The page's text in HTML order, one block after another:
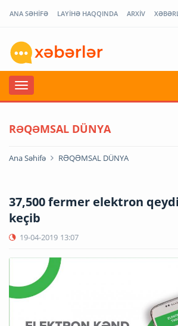
ANA SƏHİFƏ LAYİHƏ HAQQINDA ARXİV
RƏQƏMSAL DÜNYA
Ana Səhifə RƏQƏMSAL DÜNYA
37,500 fermer elektron
keçib
19-04-2019 13:07